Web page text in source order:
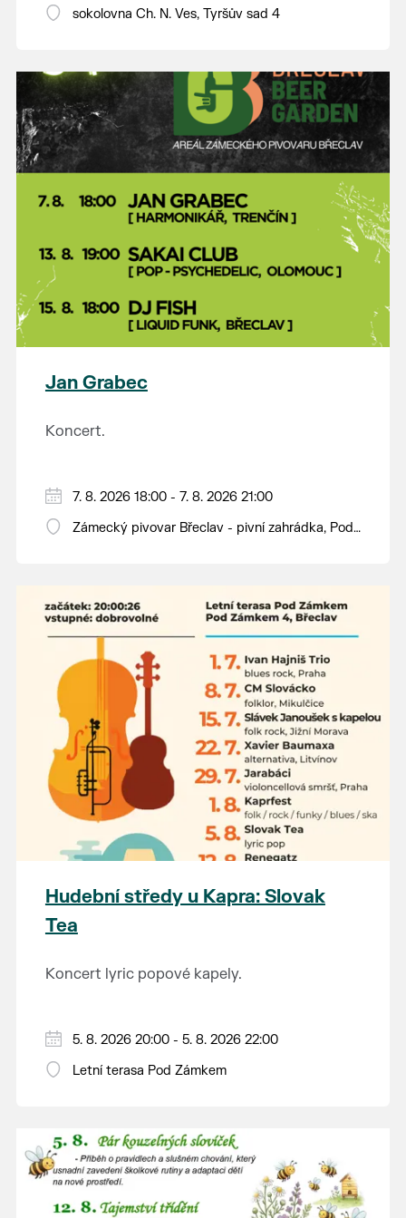
18:00 - ruční stavění máje
14:00 - krojový průvod pro stárky od
hostince “U Buvola”
16:00 - odpolední zábava na sokolovně
21:00 - večerní zábava
K tanci a poslechu bude hrát DH
Lanžhotčané.
Těšíme se na Vás!
sokolovna Ch. N. Ves, Tyršův sad 4
Jan Grabec
Koncert.
7. 8. 2026 18:00 - 7. 8. 2026 21:00
Zámecký pivovar Břeclav - pivní zahrádka, Pod
Hudební středy u Kapra: Slovak
Tea
Koncert lyric popové kapely.
5. 8. 2026 20:00 - 5. 8. 2026 22:00
Letní terasa Pod Zámkem